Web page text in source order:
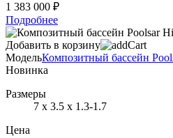
1 383 000 ₽
Подробнее
Добавить в корзину
МодельКомпозитный бассейн
Новинка
Размеры
7 х 3.5 х 1.3-1.7
Цена